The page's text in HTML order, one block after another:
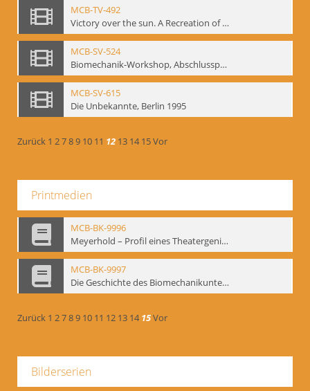
MCB-TV-492
Victory over the sun. A Recreation of the 1913 Performance
MCB-SV-524
Biomechanik-Workshop, Abschlusspräsentation 1996
MCB-SV-615
Die Unbekannte, Berlin 1995
Zurück 1 2789 10 11 12 13 14 15Vor
Printmedien
MCB-BK-9996
Meyerhold – Profil eines Theatergenies. Vortrag. Arbeitsdemonstration - interne Signatur: BM-prt-203
MCB-BK-9997
Die Geschichte des Biomechanikunterrichts im Theater der Satire - interne Signatur: BM-prt-204
Zurück 1 2789 10 11 12 13 14 15Vor
Bilderserien